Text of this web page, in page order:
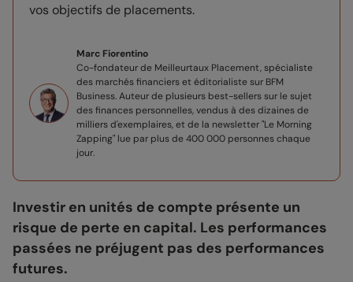
vos objectifs de placements.
Marc Fiorentino
Co-fondateur de Meilleurtaux Placement, spécialiste
des marchés financiers et éditorialiste sur BFM
Business. Auteur de plusieurs best-sellers sur le sujet
des finances personnelles, vendus à des dizaines de
milliers d'exemplaires, et de la newsletter "Le Morning
Zapping" lue par plus de 400 000 personnes chaque
jour.​
Investir en unités de compte présente un
risque de perte en capital. Les performances
passées ne préjugent pas des performances
futures.